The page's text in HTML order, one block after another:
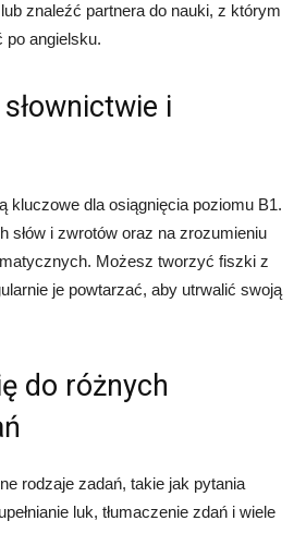
znaleźć partnera do nauki, z którym
po angielsku.
i
kluczowe dla osiągnięcia poziomu B1.
słów i zwrotów oraz na zrozumieniu
Możesz tworzyć fiszki z
je powtarzać, aby utrwalić swoją
do różnych
rodzaje zadań, takie jak pytania
luk, tłumaczenie zdań i wiele